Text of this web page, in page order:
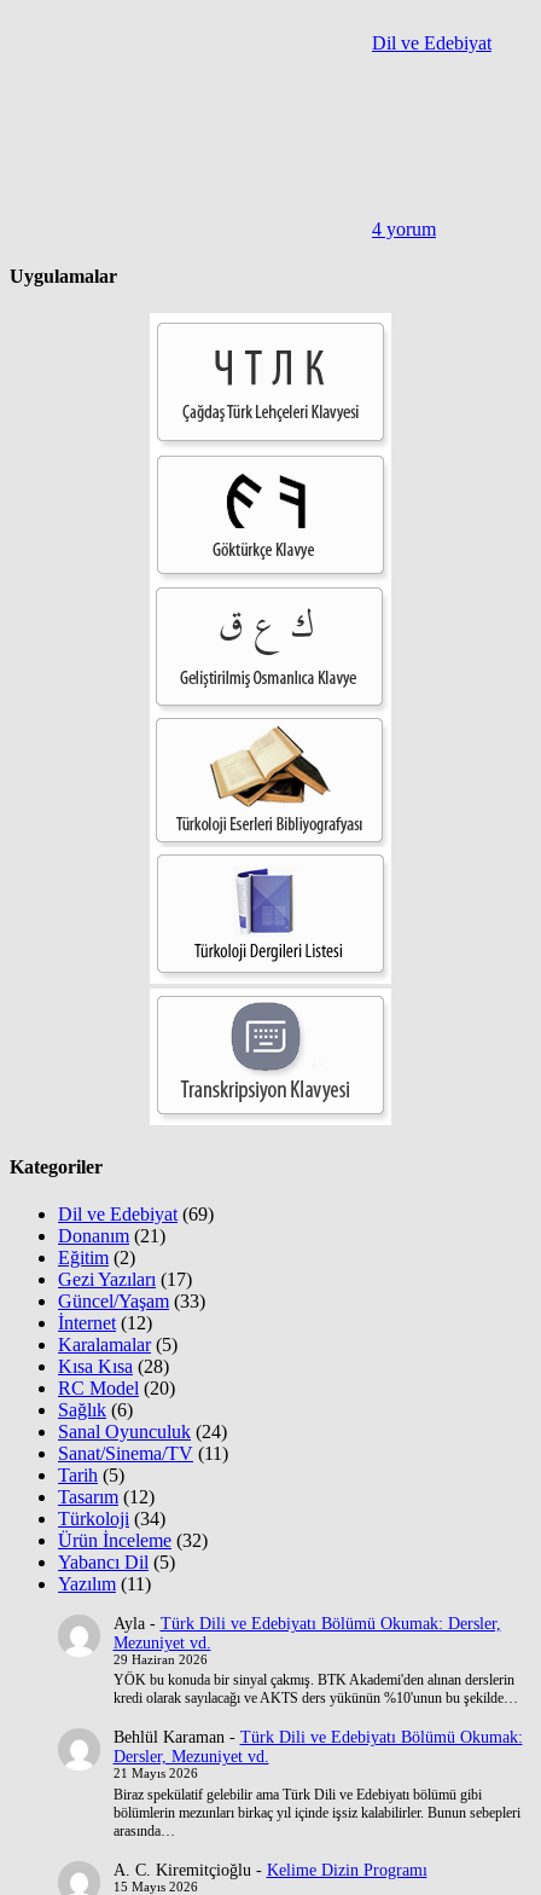
Dil ve Edebiyat
4 yorum
Uygulamalar
Kategoriler
Dil ve Edebiyat (69)
Donanım (21)
Eğitim (2)
Gezi Yazıları (17)
Güncel/Yaşam (33)
İnternet (12)
Karalamalar(5)
Kısa Kısa (28)
RC Model (20)
Sağlık (6)
Sanal Oyunculuk (24)
Sanat/Sinema/TV (11)
Tarih (5)
Tasarım (12)
Türkoloji (34)
Ürün İnceleme (32)
Yabancı Dil (5)
Yazılım (11)
Ayla- Türk Dili ve Edebiyatı Bölümü Okumak: Dersler,
Mezuniyet vd.
29 Haziran 2026
YÖK bu konuda bir sinyal çakmış. BTK Akademi'den alınan derslerin
kredi olarak sayılacağı ve AKTS ders yükünün %10'unun bu şekilde…
Behlül Karaman- Türk Dili ve Edebiyatı Bölümü Okumak:
Dersler, Mezuniyet vd.
21 Mayıs 2026
Biraz spekülatif gelebilir ama Türk Dili ve Edebiyatı bölümü gibi
bölümlerin mezunları birkaç yıl içinde işsiz kalabilirler. Bunun sebepleri
arasında…
A. C. Kiremitçioğlu - Kelime Dizin Programı
15 Mayıs 2026